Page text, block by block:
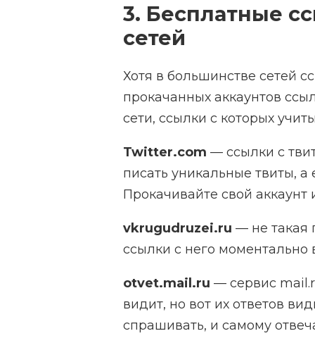
3. Бесплатные
сетей
Хотя в большинстве сетей
прокачанных аккаунтов
сети, ссылки с которых
Twitter.com — ссылки с
писать уникальные твиты,
Прокачивайте свой аккаунт
vkrugudruzei.ru — не такая
ссылки с него моментально
otvet.mail.ru — сервис
видит, но вот их ответов
спрашивать, и самому